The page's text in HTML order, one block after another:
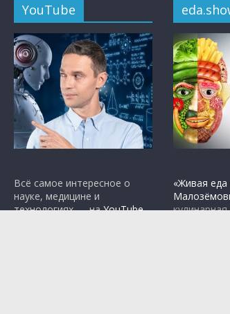
YouTube
Всё самое интересное о
науке, медицине и
технологиях — наYouTube-
«Живая еда